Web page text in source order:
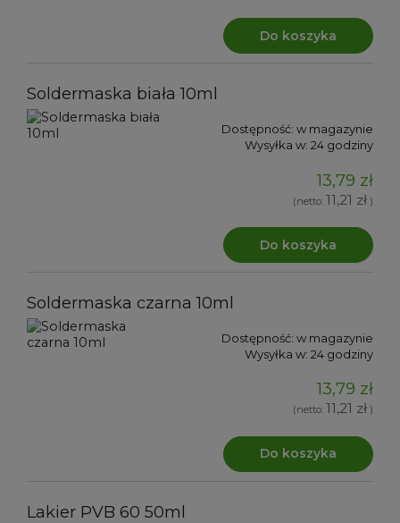
Do koszyka
Soldermaska biała 10ml
Dostępność: w magazynie
Wysyłka w: 24 godziny
13,79 zł
(netto: 11,21 zł )
Do koszyka
Soldermaska czarna 10ml
Dostępność: w magazynie
Wysyłka w: 24 godziny
13,79 zł
(netto: 11,21 zł )
Do koszyka
Lakier PVB 60 50ml